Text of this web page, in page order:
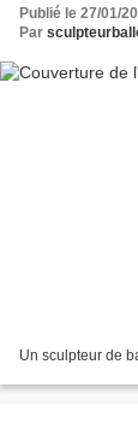
Publié le 27/01/
Par
Un sculpteur de